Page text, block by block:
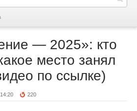
— 2025»: кто
место занял
по ссылке)
220